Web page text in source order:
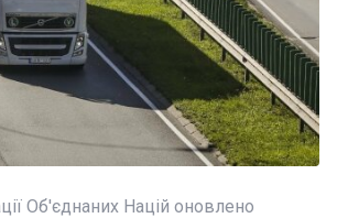
Об'єднаних Націй оновлено